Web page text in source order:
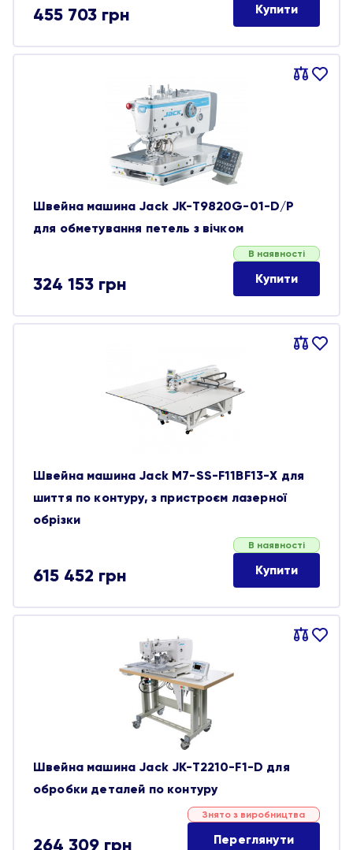
455 703 грн Купити
Порівняти
В
Швейна машина Jack JK-T9820G-01-D/P
для обметування петель з вічком
324 153 грн
В наявності
Купити
Порівняти
В
Швейна машина Jack M7-SS-F11BF13-X для
шиття по контуру, з пристроєм лазерної
обрізки
615 452 грн
В наявності
Купити
Порівняти
В
Швейна машина Jack JK-T2210-F1-D для
обробки деталей по контуру
264 309 грн
Знято з виробництва
Переглянути